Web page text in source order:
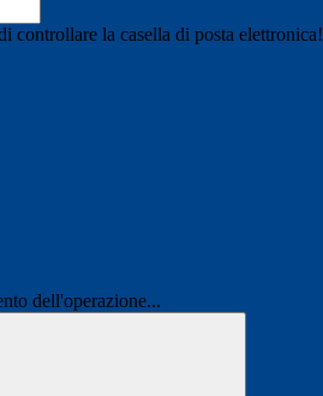
controllare la casella di posta elettronica!
dell'operazione...